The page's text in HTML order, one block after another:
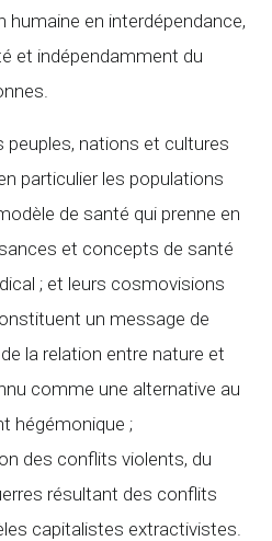
humaine en interdépendance,
et indépendamment du
nations et cultures
particulier les populations
de santé qui prenne en
et concepts de santé
; et leurs cosmovisions
un message de
la relation entre nature et
comme une alternative au
hégémonique ;
des conflits violents, du
résultant des conflits
capitalistes extractivistes.